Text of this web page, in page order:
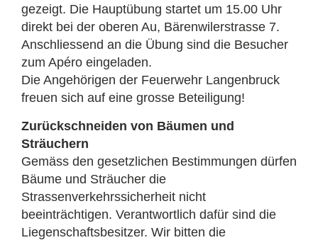
gezeigt. Die Hauptübung startet um 15.00 Uhr
direkt bei der oberen Au, Bärenwilerstrasse 7.
Anschliessend an die Übung sind die Besucher
zum Apéro eingeladen.
Die Angehörigen der Feuerwehr Langenbruck
freuen sich auf eine grosse Beteiligung!
Zurückschneiden von Bäumen und
Sträuchern
Gemäss den gesetzlichen Bestimmungen dürfen
Bäume und Sträucher die
Strassenverkehrssicherheit nicht
beeinträchtigen. Verantwortlich dafür sind die
Liegenschaftsbesitzer. Wir bitten die